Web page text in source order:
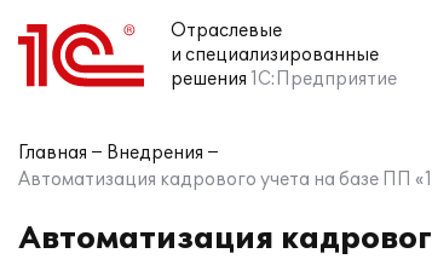
Отраслевые
и специализированные
решения 1С:Предприятие
Главная
Внедрения
Автоматизация кадрового учета на базе
Автоматизация